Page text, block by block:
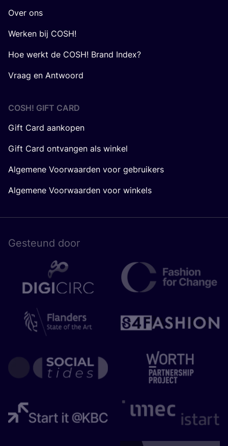
Over ons
Werken bij COSH!
Hoe werkt de COSH! Brand Index?
Vraag en Antwoord
COSH! GIFT CARD
Gift Card aankopen
Gift Card ontvangen als winkel
Algemene Voorwaarden voor gebruikers
Algemene Voorwaarden voor winkels
Gesteund door